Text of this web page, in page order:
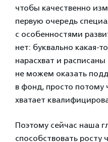
чтобы качественно
первую очередь
с особенностями
нет: буквально какая-
нарасхват и
не можем оказать
в фонд, просто потому
хватает
Поэтому сейчас наша
способствовать росту